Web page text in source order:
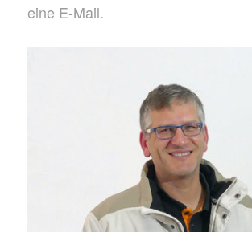
eine E-Mail.